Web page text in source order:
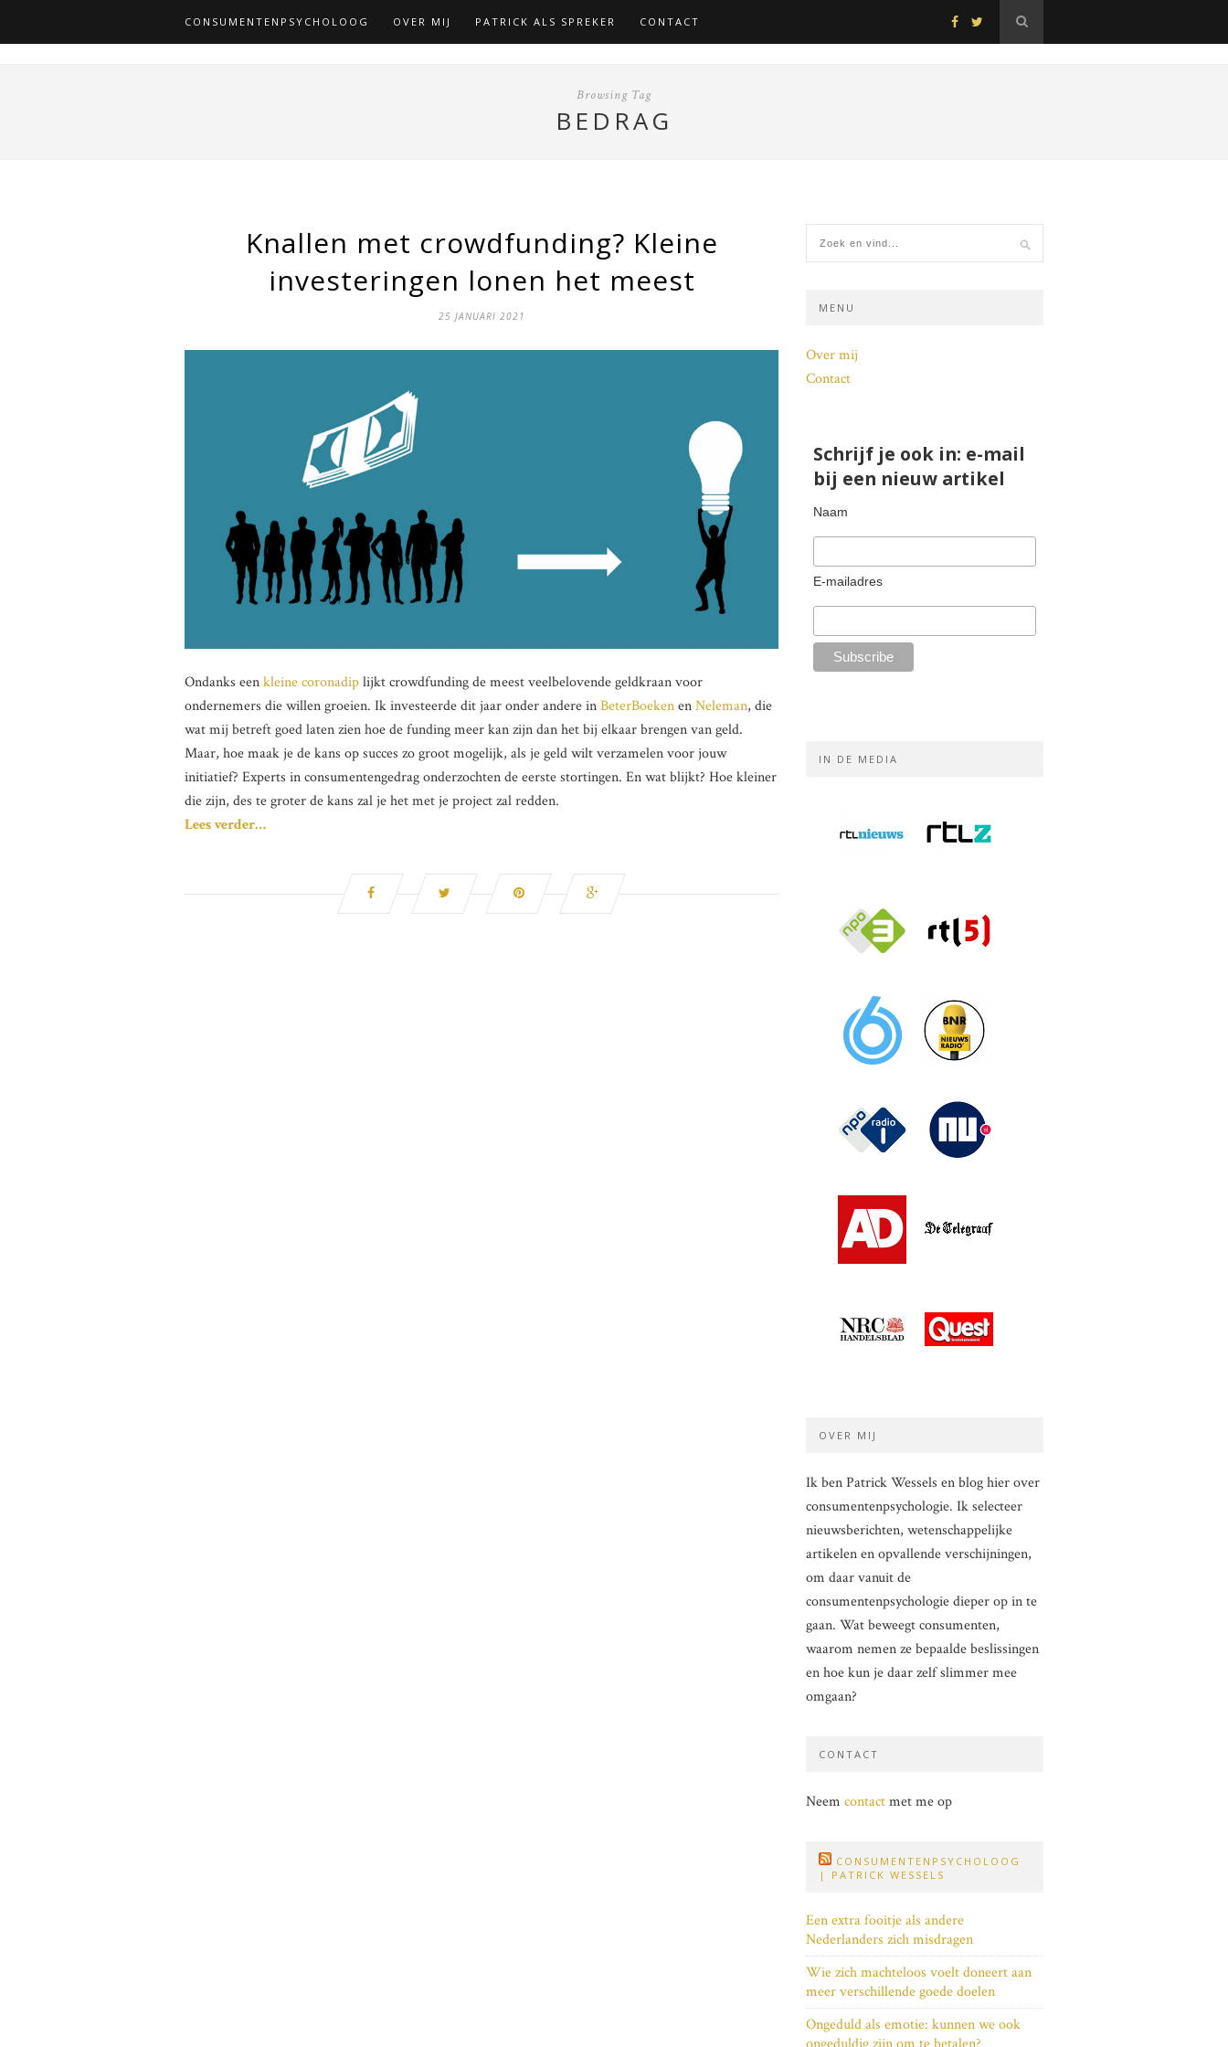
CONSUMENTENPSYCHOLOOG OVER MIJ PATRICK ALS SPREKER CONTACT
Browsing Tag
BEDRAG
Knallen met crowdfunding? Kleine
investeringen lonen het meest
25 JANUARI 2021
Ondanks eenkleine coronadiplijkt crowdfunding de meest veelbelovende geldkraan voor
ondernemers die willen groeien. Ik investeerde dit jaar onder andere inBeterBoekenenNeleman, die
wat mij betreft goed laten zien hoe de funding meer kan zijn dan het bij elkaar brengen van geld.
Maar, hoe maak je de kans op succes zo groot mogelijk, als je geld wilt verzamelen voor jouw
initiatief? Experts in consumentengedrag onderzochten de eerste stortingen. En wat blijkt? Hoe kleiner
die zijn, des te groter de kans zal je het met je project zal redden.
Lees verder…
MENU
Over mij
Contact
Schrijf je ook in: e-mail
bij een nieuw artikel
Naam
E-mailadres
IN DE MEDIA
OVER MIJ
Ik ben Patrick Wessels en blog hier over
consumentenpsychologie. Ik selecteer
nieuwsberichten, wetenschappelijke
artikelen en opvallende verschijningen,
om daar vanuit de
consumentenpsychologie dieper op in te
gaan. Wat beweegt consumenten,
waarom nemen ze bepaalde beslissingen
en hoe kun je daar zelf slimmer mee
omgaan?
CONTACT
Neem contactmet me op
CONSUMENTENPSYCHOLOOG
| PATRICK WESSELS
Een extra fooitje als andere
Nederlanders zich misdragen
Wie zich machteloos voelt doneert aan
meer verschillende goede doelen
Ongeduld als emotie: kunnen we ook